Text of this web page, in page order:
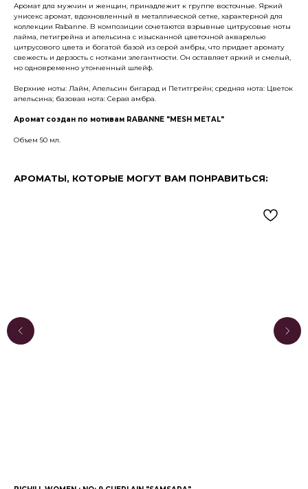
Аромат для мужчин и женщин, принадлежит к группе восточные. Яркий
унисекс аромат, вдохновленный в металлической сетке, характерной для
коллекции Rabanne. В композиции сочетаются взрывные цитрусовые ноты
лайма, петигрейна и апельсина с изысканной цветочной акварелью
цитрусового цвета и богатой базой из серой амбры, что придает аромату
свежесть и дерзость с нотками элегантности. Он оставляет яркий и смелый,
но одновременно утонченный шлейф.
Верхние ноты: Лайм, Апельсин бигарад и Петитгрейн; средняя нота: Цветок
апельсина; базовая нота: Серая амбра.
Аромат создан по мотивам RABANNE "MESH METAL"
Объем 50 мл.
АРОМАТЫ, КОТОРЫЕ МОГУТ ВАМ ПОНРАВИТЬСЯ: